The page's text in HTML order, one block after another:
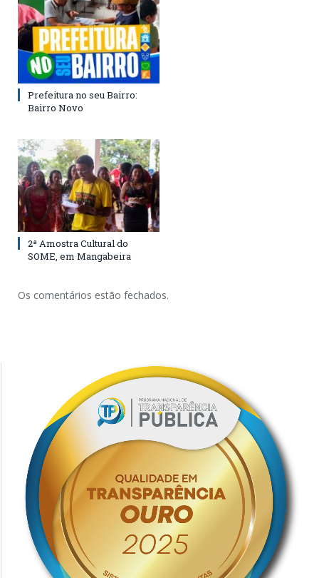
Prefeitura no seu Bairro:
Bairro Novo
2ª Amostra Cultural do
SOME, em Mangabeira
Os comentários estão fechados.